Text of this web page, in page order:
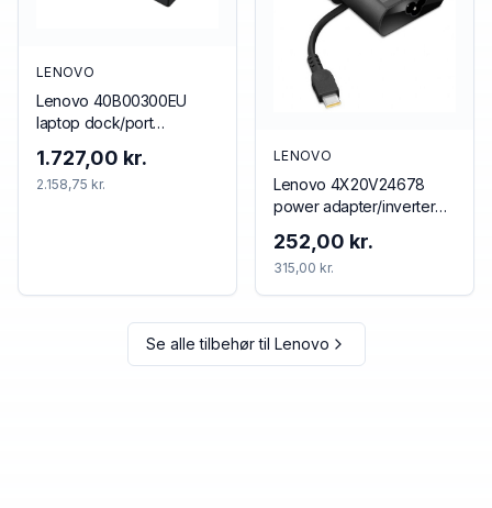
LENOVO
Lenovo 40B00300EU
laptop dock/port
Thunderbolt 4 Black, Red
1.727,00 kr.
2.158,75 kr.
LENOVO
Lenovo 4X20V24678
power adapter/inverter
252,00 kr.
315,00 kr.
Se alle tilbehør til Lenovo